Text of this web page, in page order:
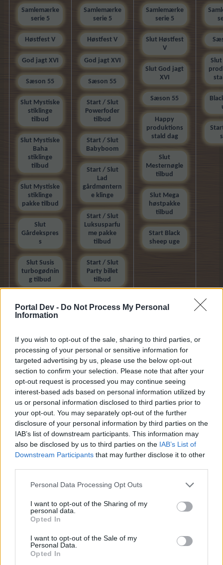
Portal Dev - Do Not Process My Personal
Information
If you wish to opt-out of the sale, sharing to third parties, or
processing of your personal or sensitive information for
targeted advertising by us, please use the below opt-out
section to confirm your selection. Please note that after your
opt-out request is processed you may continue seeing
interest-based ads based on personal information utilized by
us or personal information disclosed to third parties prior to
your opt-out. You may separately opt-out of the further
disclosure of your personal information by third parties on the
IAB’s list of downstream participants. This information may
also be disclosed by us to third parties on the IAB’s List of
Downstream Participants that may further disclose it to other
Personal Data Processing Opt Outs
I want to opt-out of the Sharing of my
personal data.
Opted In
I want to opt-out of the Sale of my
Personal Data.
Opted In
Samlemærke
serie 5
Høstfest V
God jagt XVI
Sæson 55
Slut Mystiske
stiklinge
tilbud
Slut Mystiske
Baha
stiklinge
tilbud
Slut Mystiske
stiklinge
pakke tilbud
Slut
Gårdekspres
s
Slut Susis
turbogødnin
g tilbud
trædag
Samlemærke
serie 5
Høstfest V
God jagt XVI
Sæson 55
Start / Slut
Powerfoder
tilbud
Start / Slut
Babyboom
Start / Slut
Lad
gårdmøntern
e klinge
Start / Slut
Luksusparfu
me pakke
tilbud
Start / Slut
Party billet
tilbud
produktions
Start
Mesternøgle
høstpakke
tilbud
Samlemærke
serie 5
Slut Høstfest
V
Slut God jagt
XVI
Sæson 55
Happy
produktions
stald dag
Slut
Mesternøgle
tilbud
Slut Mega
høstpakke
tilbud
Start Black
sheep uge
Hjem
Danish Kontakt os
Betingelser og regler
Fortrolighedspolitik
Cookie Settings